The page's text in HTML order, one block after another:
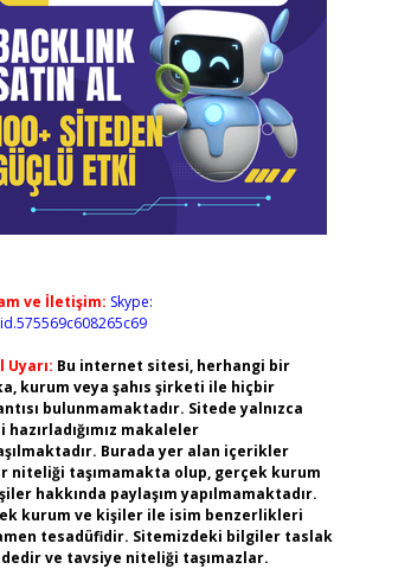
ve İletişim: Skype:
Uyarı: Bu internet sitesi, herhangi bir
kurum veya şahıs şirketi ile hiçbir
bulunmamaktadır. Sitede yalnızca
hazırladığımız makaleler
Burada yer alan içerikler
niteliği taşımamakta olup, gerçek kurum
hakkında paylaşım yapılmamaktadır.
kurum ve kişiler ile isim benzerlikleri
tesadüfidir. Sitemizdeki bilgiler taslak
ve tavsiye niteliği taşımazlar.